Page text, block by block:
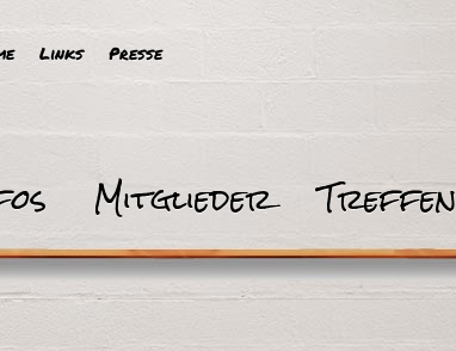
Links Presse
Mitglieder Treffen